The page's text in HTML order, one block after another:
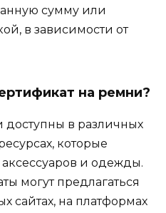
сумму или
в зависимости от
на ремни?
в различных
которые
и одежды.
могут предлагаться
сайтах, на платформах